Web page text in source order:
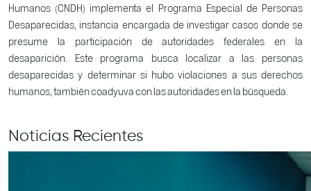
Humanos (CNDH) implementa el Programa Especial de Personas
Desaparecidas, instancia encargada de investigar casos donde se
presume la participación de autoridades federales en la
desaparición. Este programa busca localizar a las personas
desaparecidas y determinar si hubo violaciones a sus derechos
humanos, también coadyuva con las autoridades en la búsqueda.
Noticias Recientes